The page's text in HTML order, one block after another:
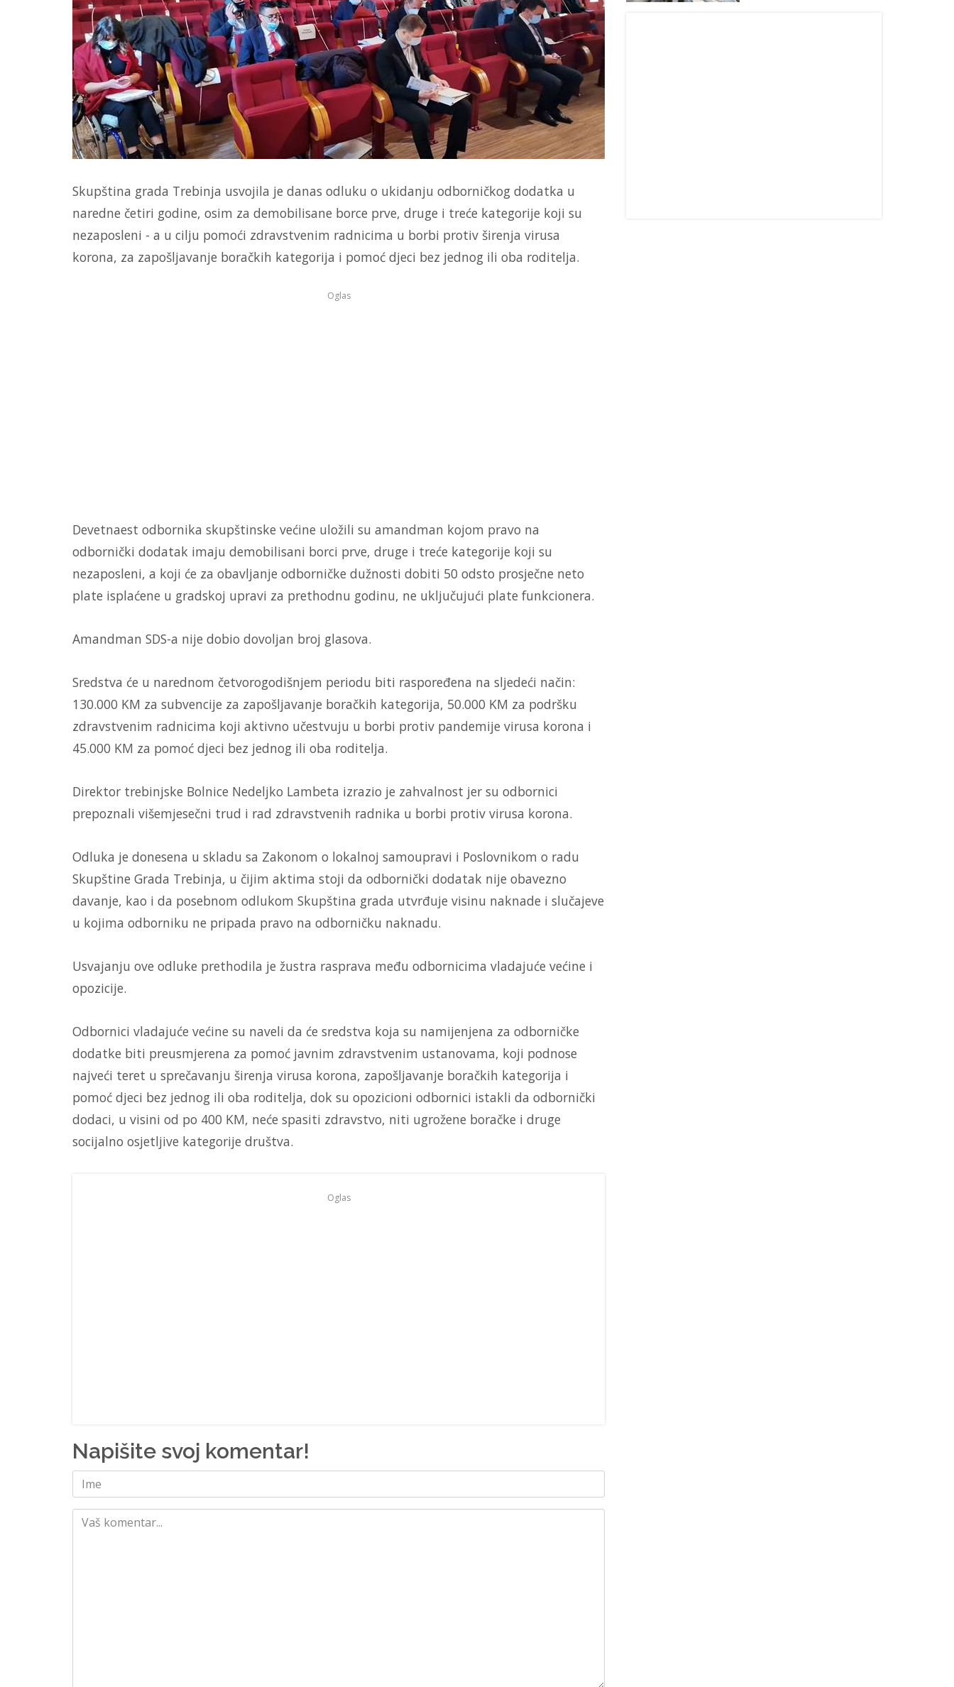
Skupština grada Trebinja usvojila je danas odluku o ukidanju odborničkog dodatka u
naredne četiri godine, osim za demobilisane borce prve, druge i treće kategorije koji su
nezaposleni - a u cilju pomoći zdravstvenim radnicima u borbi protiv širenja virusa
korona, za zapošljavanje boračkih kategorija i pomoć djeci bez jednog ili oba roditelja.
Oglas
Devetnaest odbornika skupštinske većine uložili su amandman kojom pravo na
odbornički dodatak imaju demobilisani borci prve, druge i treće kategorije koji su
nezaposleni, a koji će za obavljanje odborničke dužnosti dobiti 50 odsto prosječne neto
plate isplaćene u gradskoj upravi za prethodnu godinu, ne uključujući plate funkcionera.
Amandman SDS-a nije dobio dovoljan broj glasova.
Sredstva će u narednom četvorogodišnjem periodu biti raspoređena na sljedeći način:
130.000 KM za subvencije za zapošljavanje boračkih kategorija, 50.000 KM za podršku
zdravstvenim radnicima koji aktivno učestvuju u borbi protiv pandemije virusa korona i
45.000 KM za pomoć djeci bez jednog ili oba roditelja.
Direktor trebinjske Bolnice Nedeljko Lambeta izrazio je zahvalnost jer su odbornici
prepoznali višemjesečni trud i rad zdravstvenih radnika u borbi protiv virusa korona.
Odluka je donesena u skladu sa Zakonom o lokalnoj samoupravi i Poslovnikom o radu
Skupštine Grada Trebinja, u čijim aktima stoji da odbornički dodatak nije obavezno
davanje, kao i da posebnom odlukom Skupština grada utvrđuje visinu naknade i slučajeve
u kojima odborniku ne pripada pravo na odborničku naknadu.
Usvajanju ove odluke prethodila je žustra rasprava među odbornicima vladajuće većine i
opozicije.
Odbornici vladajuće većine su naveli da će sredstva koja su namijenjena za odborničke
dodatke biti preusmjerena za pomoć javnim zdravstvenim ustanovama, koji podnose
najveći teret u sprečavanju širenja virusa korona, zapošljavanje boračkih kategorija i
pomoć djeci bez jednog ili oba roditelja, dok su opozicioni odbornici istakli da odbornički
dodaci, u visini od po 400 KM, neće spasiti zdravstvo, niti ugrožene boračke i druge
socijalno osjetljive kategorije društva.
Oglas
Napišite svoj komentar!